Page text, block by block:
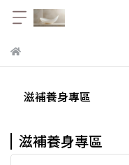
滋補養身專區
滋補養身專區